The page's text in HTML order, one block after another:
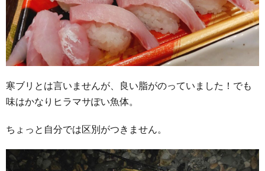
寒ブリとは言いませんが、良い脂がのっていました！でも
味はかなりヒラマサぽい魚体。
ちょっと自分では区別がつきません。